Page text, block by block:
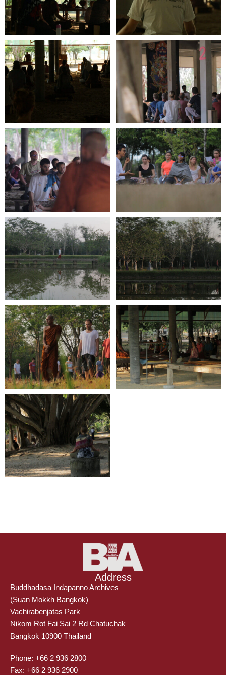
Address
Buddhadasa Indapanno Archives
(Suan Mokkh Bangkok)
Vachirabenjatas Park
Nikom Rot Fai Sai 2 Rd Chatuchak
Bangkok 10900 Thailand
Phone: +66 2 936 2800
Fax: +66 2 936 2900